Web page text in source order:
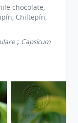
chocolate,
Chiltepín,
; Capsicum